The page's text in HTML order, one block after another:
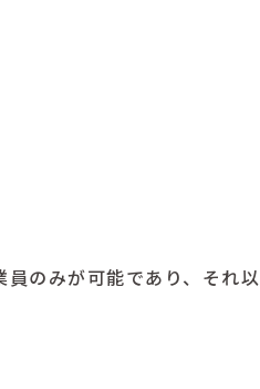
のみが可能であり、それ以